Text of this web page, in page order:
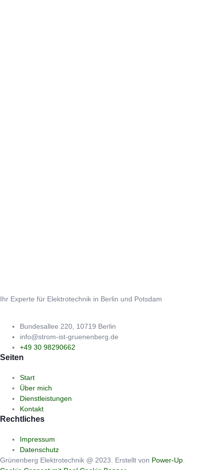
Ihr Experte für Elektrotechnik in Berlin und Potsdam
Bundesallee 220, 10719 Berlin
info@strom-ist-gruenenberg.de
+49 30 98290662
Seiten
Start
Über mich
Dienstleistungen
Kontakt
Rechtliches
Impressum
Datenschutz
Grünenberg Elektrotechnik @ 2023. Erstellt von Power-Up